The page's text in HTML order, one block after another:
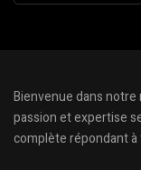
Bienvenue dans notre
passion et expertise
complète répondant